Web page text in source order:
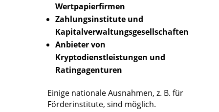
Wertpapierfirmen
Zahlungsinstitute und
Kapitalverwaltungsgesellschaften
Anbieter von
Kryptodienstleistungen und
Ratingagenturen
Einige nationale Ausnahmen, z. B. für
Förderinstitute, sind möglich.